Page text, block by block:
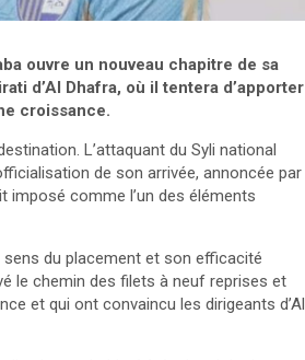
ouvre un nouveau chapitre de sa
d’Al Dhafra, où il tentera d’apporter
croissance.
L’attaquant du Syli national
de son arrivée, annoncée par
imposé comme l’un des éléments
du placement et son efficacité
le chemin des filets à neuf reprises et
et qui ont convaincu les dirigeants d’Al